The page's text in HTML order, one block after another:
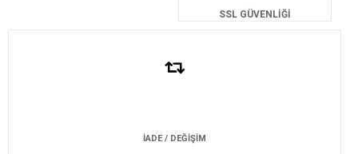
SSL GÜVENLİĞİ
İADE / DEĞİŞİM